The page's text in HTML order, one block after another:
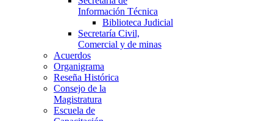
Información Técnica
Biblioteca Judicial
Secretaría Civil,
Comercial y de minas
Acuerdos
Organigrama
Reseña Histórica
Consejo de la
Magistratura
Escuela de